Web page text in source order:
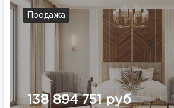
Продажа
138 894 751 руб